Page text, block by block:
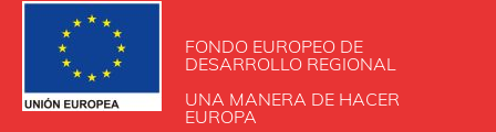
FONDO EUROPEO DE
DESARROLLO REGIONAL
UNA MANERA DE HACER
EUROPA